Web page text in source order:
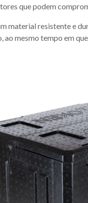
que podem
material resistente e
mesmo tempo em